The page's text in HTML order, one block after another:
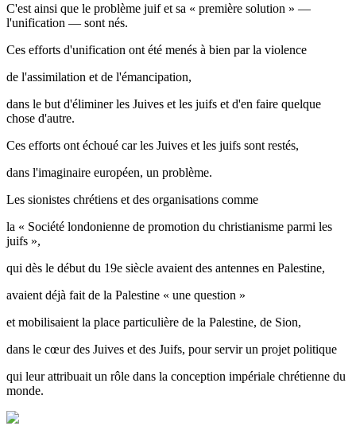
C'est ainsi que le problème juif et sa « première solution » —
l'unification — sont nés.
Ces efforts d'unification ont été menés à bien par la violence
de l'assimilation et de l'émancipation,
dans le but d'éliminer les Juives et les juifs et d'en faire quelque
chose d'autre.
Ces efforts ont échoué car les Juives et les juifs sont restés,
dans l'imaginaire européen, un problème.
Les sionistes chrétiens et des organisations comme
la « Société londonienne de promotion du christianisme parmi les
juifs »,
qui dès le début du 19e siècle avaient des antennes en Palestine,
avaient déjà fait de la Palestine « une question »
et mobilisaient la place particulière de la Palestine, de Sion,
dans le cœur des Juives et des Juifs, pour servir un projet politique
qui leur attribuait un rôle dans la conception impériale chrétienne du
monde.